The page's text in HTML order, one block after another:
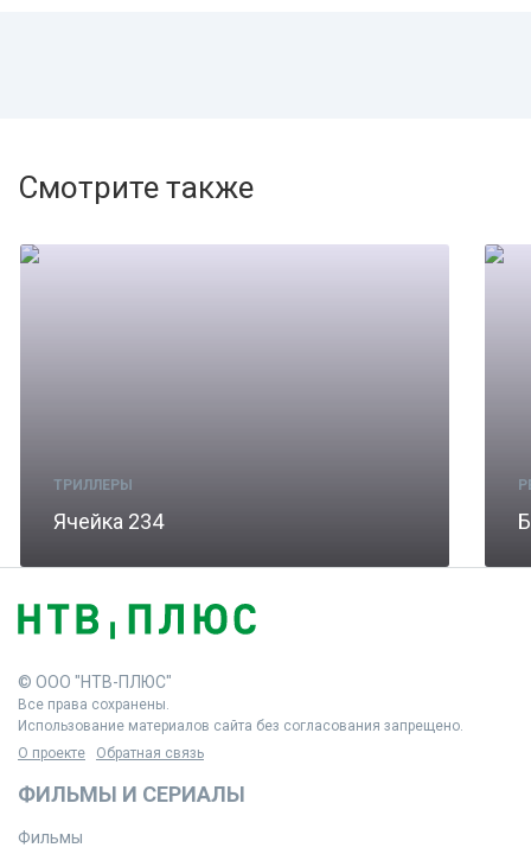
Смотрите также
ТРИЛЛЕРЫ
Ячейка 234
© ООО "НТВ-ПЛЮС"
Все права сохранены.
Использование материалов сайта без согласования запрещено.
О проекте
Обратная связь
ФИЛЬМЫ И СЕРИАЛЫ
Фильмы